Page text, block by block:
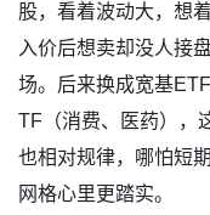
股，看着波动大，想
入价后想卖却没人接
场。后来换成宽基
TF（消费、医药），
也相对规律，哪怕短
网格心里更踏实。